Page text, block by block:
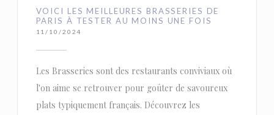
VOICI LES MEILLEURES BRASSERIES DE
PARIS À TESTER AU MOINS UNE FOIS
11/10/2024
Les Brasseries sont des restaurants conviviaux où
l'on aime se retrouver pour goûter de savoureux
plats typiquement français. Découvrez les